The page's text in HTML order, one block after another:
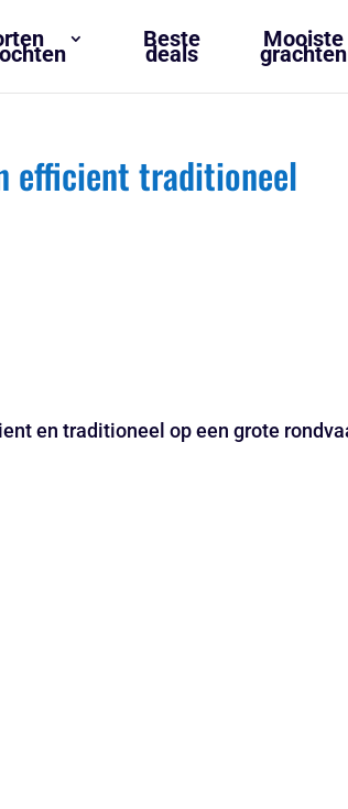
efficient traditioneel
en traditioneel op een grote
Beste
deals
Mooiste
grachten